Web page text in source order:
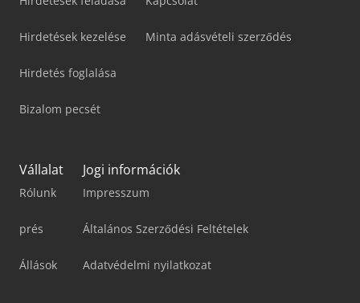
Hirdetések kezelése
Hirdetés foglalása
Bizalom pecsét
Minta adásvételi szerződés
Vállalat
Rólunk
prés
Állások
Jogi információk
Impresszum
Általános Szerződési Feltételek
Adatvédelmi nyilatkozat